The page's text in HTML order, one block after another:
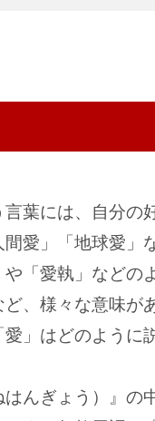
葉には、自分の
愛」「地球愛」
「愛執」などの
、様々な意味が
」はどのように
んぎょう）』の